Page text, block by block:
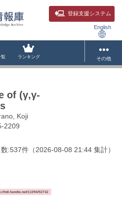
登録支援システム
English
覧 ランキング その他
of (γ,γ-
Koji
2209
:537件 （2026-08-08 21:44 集計）
hdl.handle.net/11094/92742